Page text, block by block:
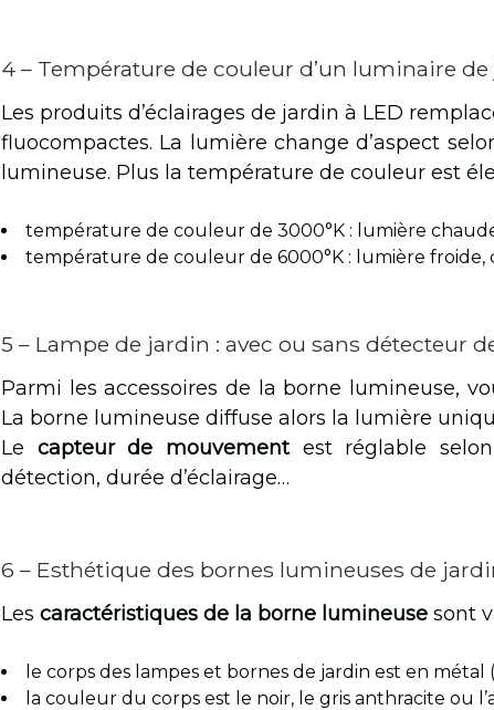
4 – Température de couleur d’un luminaire
Les produits d’éclairages de jardin à LED
fluocompactes. La lumière change d’aspect
lumineuse. Plus la température de couleur est
température de couleur de 3000°K : lumière
température de couleur de 6000°K : lumière froide,
5 – Lampe de jardin : avec ou sans détecteur
Parmi les accessoires de la borne lumineuse,
La borne lumineuse diffuse alors la lumière
Le capteur de mouvementest réglable
détection, durée d’éclairage…
6 – Esthétique des bornes lumineuses de
Les caractéristiques de la borne lumineuse sont
le corps des lampes et bornes de jardin est en
la couleur du corps est le noir, le gris anthracite ou